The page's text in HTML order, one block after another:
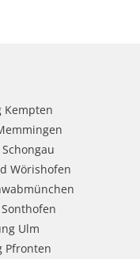
Kempten
Wörishofen
Ulm
Pfronten